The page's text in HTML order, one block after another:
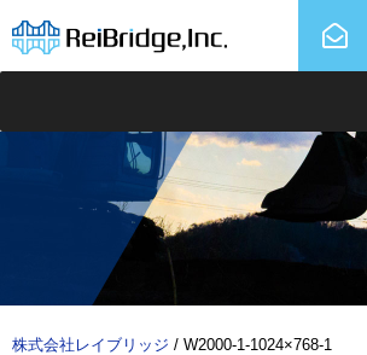
株式会社レイブリッジ / W2000-1-1024×768-1